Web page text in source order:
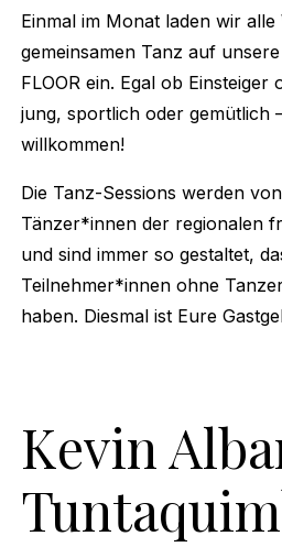
Einmal im Monat laden wir alle
gemeinsamen Tanz auf
FLOOR ein. Egal ob
jung, sportlich oder gemütlich
willkommen!
Die Tanz-Sessions werden
Tänzer*innen der regionalen
und sind immer so gestaltet,
Teilnehmer*innen ohne
haben. Diesmal ist Eure
Kevin